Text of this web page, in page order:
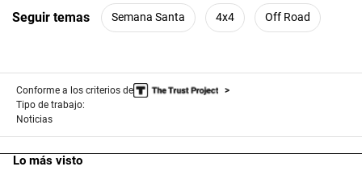
Seguir temas Semana Santa 4x4 Off Road
Conforme a los criterios de
Tipo de trabajo:
Noticias
Lo más visto